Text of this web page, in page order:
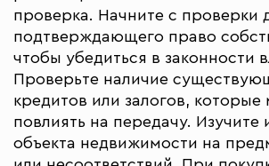
проверка. Начните с проверки
подтверждающего право
чтобы убедиться в законности
Проверьте наличие
кредитов или залогов, которые
повлиять на передачу. Изучите
объекта недвижимости на